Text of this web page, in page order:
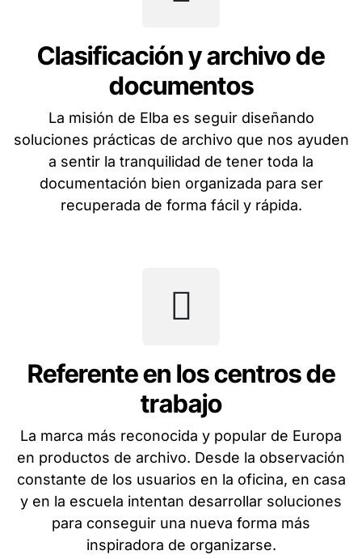
Clasificación y archivo de
documentos
La misión de Elba es seguir diseñando
soluciones prácticas de archivo que nos ayuden
a sentir la tranquilidad de tener toda la
documentación bien organizada para ser
recuperada de forma fácil y rápida.
Referente en los centros de
trabajo
La marca más reconocida y popular de Europa
en productos de archivo. Desde la observación
constante de los usuarios en la oficina, en casa
y en la escuela intentan desarrollar soluciones
para conseguir una nueva forma más
inspiradora de organizarse.